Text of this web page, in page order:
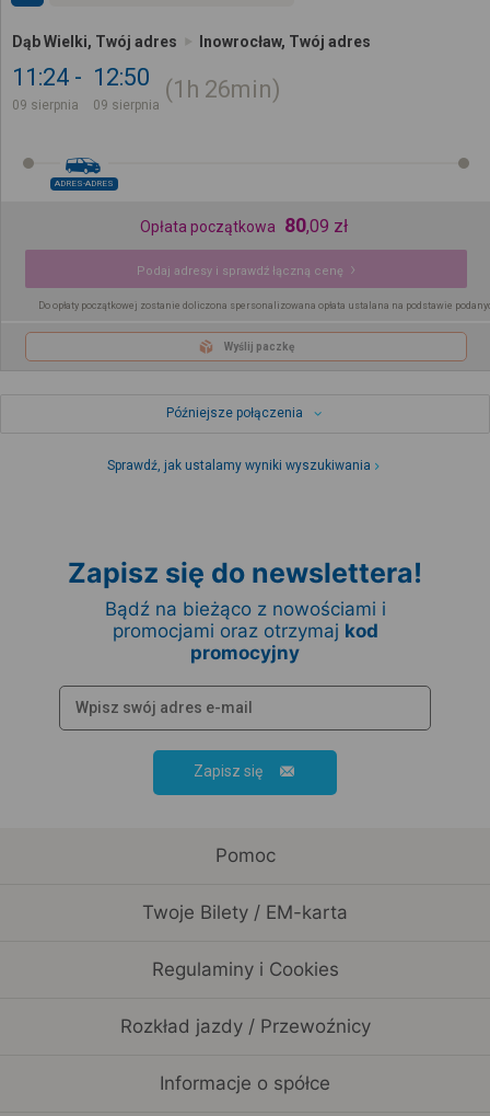
Dąb Wielki, Twój adres Inowrocław, Twój adres
11:24
09 sierpnia
12:50
09 sierpnia
1h 26min
ADRES-ADRES
Opłata początkowa 80,09 zł
Podaj adresy i sprawdź łączną cenę
Do opłaty początkowej zostanie doliczona spersonalizowana opłata ustalana na podstawie
Wyślij paczkę
Późniejsze połączenia
Sprawdź, jak ustalamy wyniki wyszukiwania
Zapisz się do newslettera!
Bądź na bieżąco z nowościami i
promocjami oraz otrzymaj kod
promocyjny
Zapisz się
Pomoc
Twoje Bilety / EM-karta
Regulaminy i Cookies
Rozkład jazdy / Przewoźnicy
Informacje o spółce